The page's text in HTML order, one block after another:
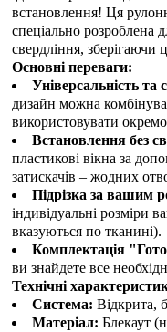
встановлення! Ця
спеціально розроблена
свердління, зберігаючи
Основні переваги:
Універсальність та
дизайн можна
використовувати
Встановлення без
пластикові вікна за
затискачів – жодних
Підрізка за вашим
індивідуальні розміри
вказуються по тканині).
Комплектація
ви знайдете все
Технічні
Система: Відкрита,
Матеріал: Блекаут